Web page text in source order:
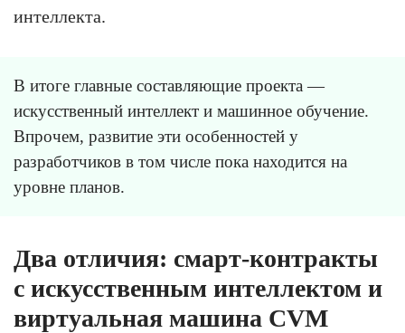
интеллекта.
В итоге главные составляющие проекта —
искусственный интеллект и машинное обучение.
Впрочем, развитие эти особенностей у
разработчиков в том числе пока находится на
уровне планов.
Два отличия: смарт-контракты
с искусственным интеллектом и
виртуальная машина CVM